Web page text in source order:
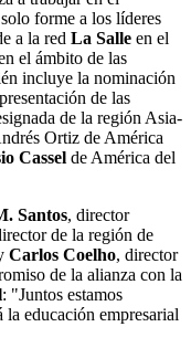
forme a los líderes
a la red La Salle en el
el ámbito de las
incluye la nominación
de las
de la región Asia-
Ortiz de América
Cassel de América del
Santos, director
de la región de
Carlos Coelho, director
de la alianza con la
: "Juntos estamos
educación empresarial